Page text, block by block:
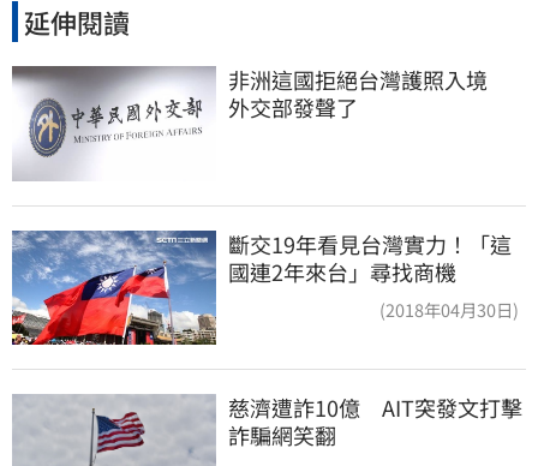
延伸閱讀
非洲這國拒絕台灣護照入境
外交部發聲了
斷交19年看見台灣實力！「這
國連2年來台」尋找商機
(2018年04月30日)
慈濟遭詐10億　AIT突發文打擊
詐騙網笑翻